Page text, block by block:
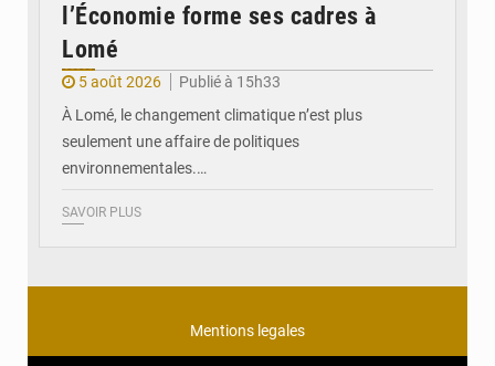
l’Économie forme ses cadres à
Lomé
5 août 2026
Publié à 15h33
À Lomé, le changement climatique n’est plus
seulement une affaire de politiques
environnementales.…
SAVOIR PLUS
Mentions legales